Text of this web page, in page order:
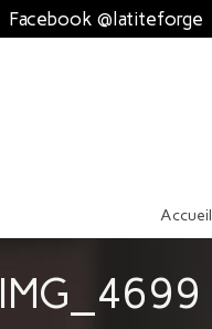
Facebook @latiteforge
Accueil
IMG_4699